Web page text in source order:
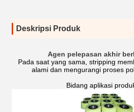
Deskripsi Produk
Agen pelepasan akhir
Pada saat yang sama, stripping
alami dan mengurangi proses
Bidang aplikasi